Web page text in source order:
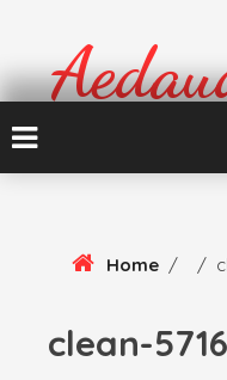
Home / /
clean-